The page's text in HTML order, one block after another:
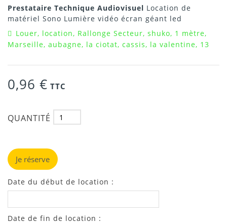
Prestataire Technique Audiovisuel Location de
matériel Sono Lumière vidéo écran géant led
Louer, location, Rallonge Secteur, shuko, 1 mètre,
Marseille, aubagne, la ciotat, cassis, la valentine, 13
0,96 € TTC
QUANTITÉ
Je réserve
Date du début de location :
Date de fin de location :